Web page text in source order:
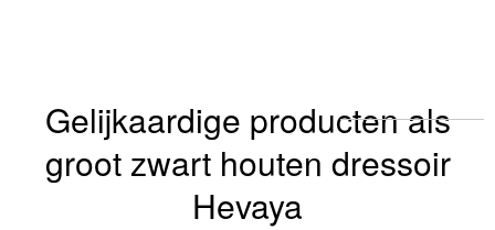
Gelijkaardige producten als
groot zwart houten dressoir
Hevaya